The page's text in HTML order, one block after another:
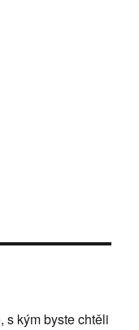
s kým byste chtěli